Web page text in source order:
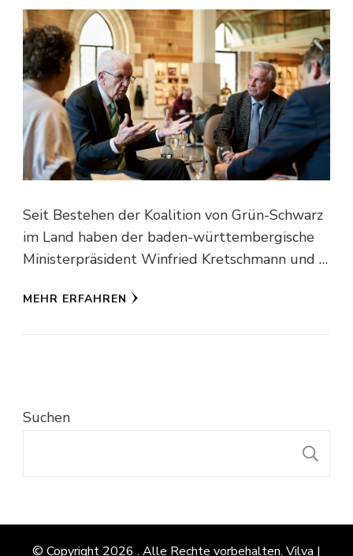
Seit Bestehen der Koalition von Grün-Schwarz
im Land haben der baden-württembergische
Ministerpräsident Winfried Kretschmann und …
MEHR ERFAHREN
Suchen
© Copyright 2026 . Alle Rechte vorbehalten. Vilva |